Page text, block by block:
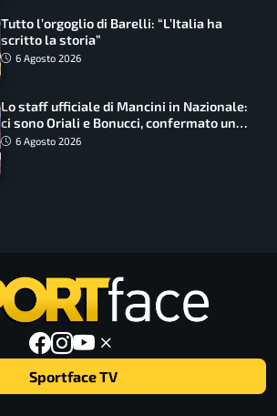
Tutto l’orgoglio di Barelli: “L’Italia ha
scritto la storia”
6 Agosto 2026
Lo staff ufficiale di Mancini in Nazionale:
ci sono Oriali e Bonucci, confermato un
ritorno
6 Agosto 2026
Sportface TV